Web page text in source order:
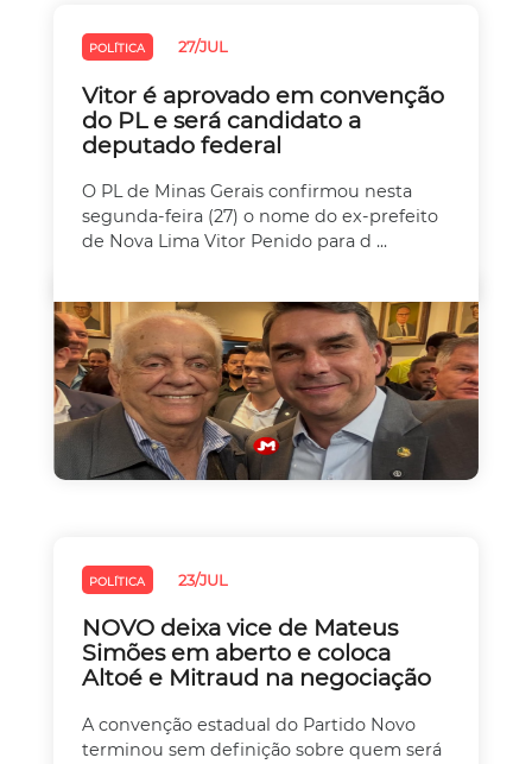
POLÍTICA 27/JUL
Vitor é aprovado em convenção
do PL e será candidato a
deputado federal
O PL de Minas Gerais confirmou nesta
segunda-feira (27) o nome do ex-prefeito
de Nova Lima Vitor Penido para d ...
POLÍTICA 23/JUL
NOVO deixa vice de Mateus
Simões em aberto e coloca
Altoé e Mitraud na negociação
A convenção estadual do Partido Novo
terminou sem definição sobre quem será